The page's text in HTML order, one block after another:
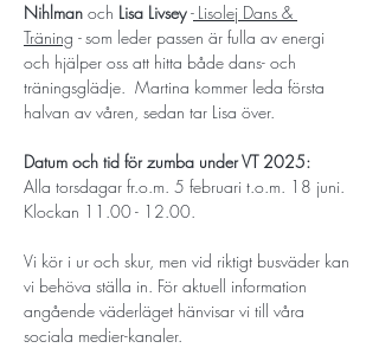
Nihlman och Lisa Livsey - Lisolej Dans &
Träning - som leder passen är fulla av energi
och hjälper oss att hitta både dans- och
träningsglädje.  Martina kommer leda första
halvan av våren, sedan tar Lisa över.
Datum och tid för zumba under VT 2025:
Alla torsdagar fr.o.m. 5 februari t.o.m. 18 juni.
Klockan 11.00 - 12.00.
Vi kör i ur och skur, men vid riktigt busväder kan
vi behöva ställa in. För aktuell information
angående väderläget hänvisar vi till våra
sociala medier-kanaler.